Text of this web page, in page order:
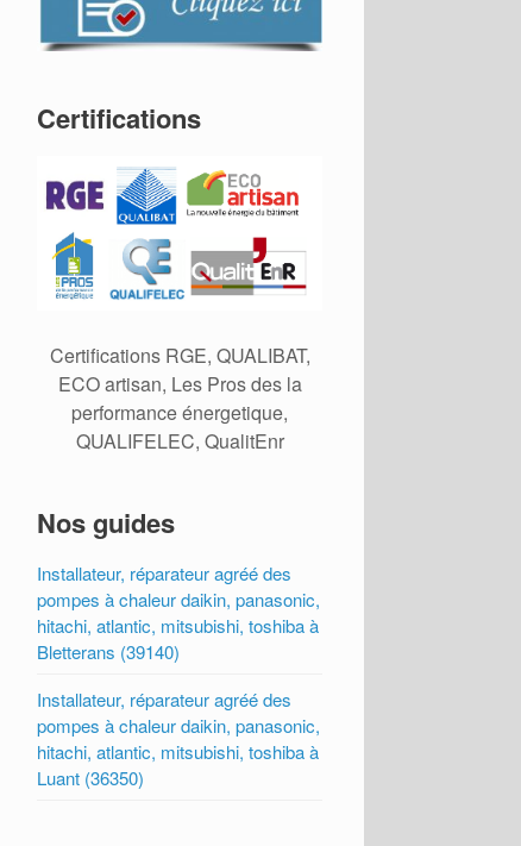
Certifications
Certifications RGE, QUALIBAT,
ECO artisan, Les Pros des la
performance énergetique,
QUALIFELEC, QualitEnr
Nos guides
Installateur, réparateur agréé des
pompes à chaleur daikin, panasonic,
hitachi, atlantic, mitsubishi, toshiba à
Bletterans (39140)
Installateur, réparateur agréé des
pompes à chaleur daikin, panasonic,
hitachi, atlantic, mitsubishi, toshiba à
Luant (36350)